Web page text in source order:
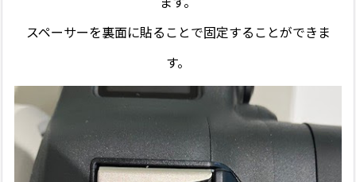
スペーサーを裏面に貼ることで固定することができま
す。